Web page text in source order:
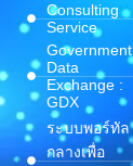
Consulting
Service
Government
Data
Exchange :
GDX
ระบบพอร์ทัล
กลางเพื่อ